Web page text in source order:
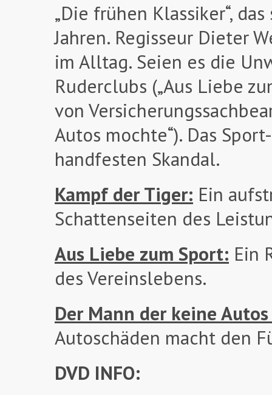
„Die frühen Klassiker“,
Jahren. Regisseur Dieter
im Alltag. Seien es die
Ruderclubs („Aus Liebe
von
Autos mochte“). Das
handfesten Skandal.
Kampf der Tiger: Ein
Schattenseiten des
Aus Liebe zum Sport: Ein
des Vereinslebens.
Der Mann der keine
Autoschäden macht den
DVD INFO: